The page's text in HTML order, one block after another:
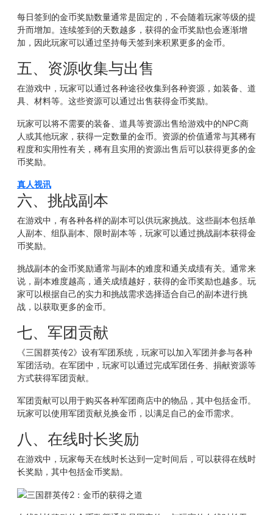
每日签到的金币奖励数量通常是固定的，不会随着玩家等级的提
升而增加。连续签到的天数越多，获得的金币奖励也会逐渐增
加，因此玩家可以通过坚持每天签到来积累更多的金币。
五、资源收集与出售
在游戏中，玩家可以通过各种途径收集到各种资源，如装备、道
具、材料等。这些资源可以通过出售获得金币奖励。
玩家可以将不需要的装备、道具等资源出售给游戏中的NPC商
人或其他玩家，获得一定数量的金币。资源的价值通常与其稀有
程度和实用性有关，稀有且实用的资源出售后可以获得更多的金
币奖励。
真人视讯
六、挑战副本
在游戏中，有各种各样的副本可以供玩家挑战。这些副本包括单
人副本、组队副本、限时副本等，玩家可以通过挑战副本获得金
币奖励。
挑战副本的金币奖励通常与副本的难度和通关成绩有关。通常来
说，副本难度越高，通关成绩越好，获得的金币奖励也越多。玩
家可以根据自己的实力和挑战需求选择适合自己的副本进行挑
战，以获取更多的金币。
七、军团贡献
《三国群英传2》设有军团系统，玩家可以加入军团并参与各种
军团活动。在军团中，玩家可以通过完成军团任务、捐献资源等
方式获得军团贡献。
军团贡献可以用于购买各种军团商店中的物品，其中包括金币。
玩家可以使用军团贡献兑换金币，以满足自己的金币需求。
八、在线时长奖励
在游戏中，玩家每天在线时长达到一定时间后，可以获得在线时
长奖励，其中包括金币奖励。